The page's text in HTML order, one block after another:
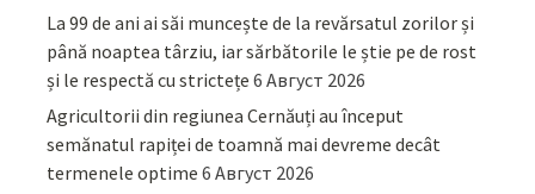
La 99 de ani ai săi muncește de la revărsatul zorilor și
până noaptea târziu, iar sărbătorile le știe pe de rost
și le respectă cu strictețe 6 Август 2026
Agricultorii din regiunea Cernăuți au început
semănatul rapiței de toamnă mai devreme decât
termenele optime 6 Август 2026